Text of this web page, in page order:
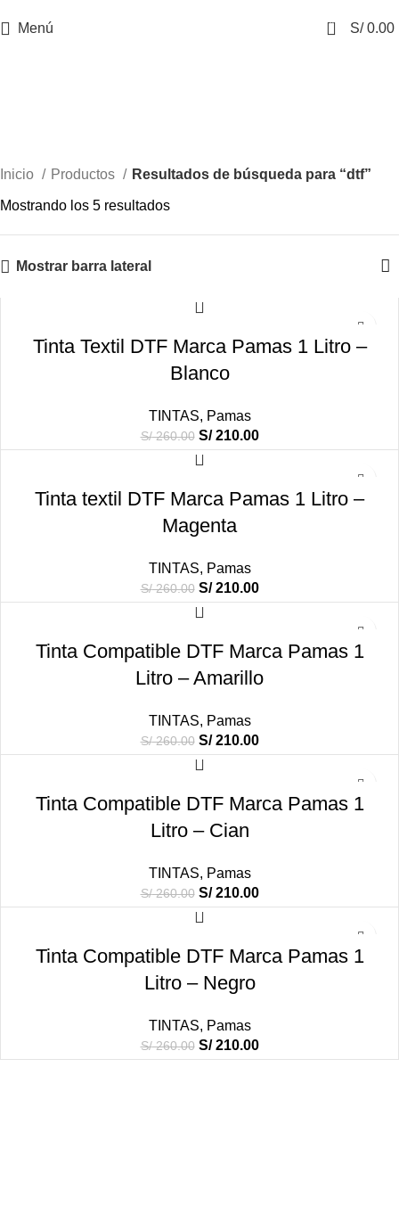
Menú 0 S/0.00
Inicio Productos Resultados de búsqueda para “dtf”
Mostrando los 5 resultados
Mostrar barra lateral
Tinta Textil DTF Marca Pamas 1 Litro –
Blanco
TINTAS, Pamas
S/260.00 El
precio
original
S/ 260.00.
S/210.00El
precio
S/ 210.00.
Tinta textil DTF Marca Pamas 1 Litro –
Magenta
TINTAS, Pamas
S/260.00 El
precio
original
S/ 260.00.
S/210.00El
precio
S/ 210.00.
Tinta Compatible DTF Marca Pamas 1
Litro – Amarillo
TINTAS, Pamas
S/260.00 El
precio
original
S/ 260.00.
S/210.00El
precio
S/ 210.00.
Tinta Compatible DTF Marca Pamas 1
Litro – Cian
TINTAS, Pamas
S/260.00 El
precio
original
S/ 260.00.
S/210.00El
precio
S/ 210.00.
Tinta Compatible DTF Marca Pamas 1
Litro – Negro
TINTAS, Pamas
S/260.00 El
precio
S/210.00El
precio